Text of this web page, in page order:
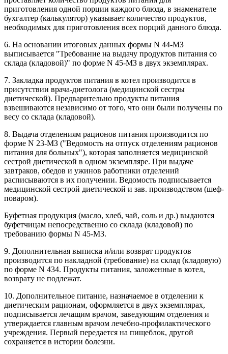
приготовления одной порции каждого блюда, в знаменателе
бухгалтер (калькулятор) указывает количество продуктов,
необходимых для приготовления всех порций данного блюда.
6. На основании итоговых данных формы N 44-МЗ
выписывается "Требование на выдачу продуктов питания со
склада (кладовой)" по форме N 45-МЗ в двух экземплярах.
7. Закладка продуктов питания в котел производится в
присутствии врача-диетолога (медицинской сестры
диетической). Предварительно продукты питания
взвешиваются независимо от того, что они были получены по
весу со склада (кладовой).
8. Выдача отделениям рационов питания производится по
форме N 23-МЗ ("Ведомость на отпуск отделениям рационов
питания для больных"), которая заполняется медицинской
сестрой диетической в одном экземпляре. При выдаче
завтраков, обедов и ужинов работники отделений
расписываются в их получении. Ведомость подписывается
медицинской сестрой диетической и зав. производством (шеф-
поваром).
Буфетная продукция (масло, хлеб, чай, соль и др.) выдаются
буфетчицам непосредственно со склада (кладовой) по
требованию формы N 45-МЗ.
9. Дополнительная выписка и/или возврат продуктов
производится по накладной (требование) на склад (кладовую)
по форме N 434. Продукты питания, заложенные в котел,
возврату не подлежат.
10. Дополнительное питание, назначаемое в отделении к
диетическим рационам, оформляется в двух экземплярах,
подписывается лечащим врачом, заведующим отделения и
утверждается главным врачом лечебно-профилактического
учреждения. Первый передается на пищеблок, другой
сохраняется в истории болезни.